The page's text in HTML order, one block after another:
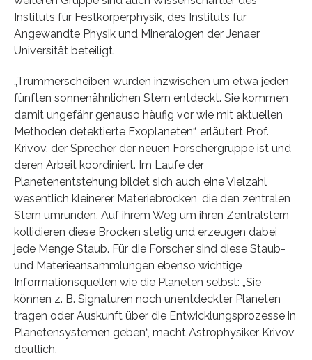
Instituts für Festkörperphysik, des Instituts für
Angewandte Physik und Mineralogen der Jenaer
Universität beteiligt.
„Trümmerscheiben wurden inzwischen um etwa jeden
fünften sonnenähnlichen Stern entdeckt. Sie kommen
damit ungefähr genauso häufig vor wie mit aktuellen
Methoden detektierte Exoplaneten“, erläutert Prof.
Krivov, der Sprecher der neuen Forschergruppe ist und
deren Arbeit koordiniert. Im Laufe der
Planetenentstehung bildet sich auch eine Vielzahl
wesentlich kleinerer Materiebrocken, die den zentralen
Stern umrunden. Auf ihrem Weg um ihren Zentralstern
kollidieren diese Brocken stetig und erzeugen dabei
jede Menge Staub. Für die Forscher sind diese Staub-
und Materieansammlungen ebenso wichtige
Informationsquellen wie die Planeten selbst: „Sie
können z. B. Signaturen noch unentdeckter Planeten
tragen oder Auskunft über die Entwicklungsprozesse in
Planetensystemen geben“, macht Astrophysiker Krivov
deutlich.